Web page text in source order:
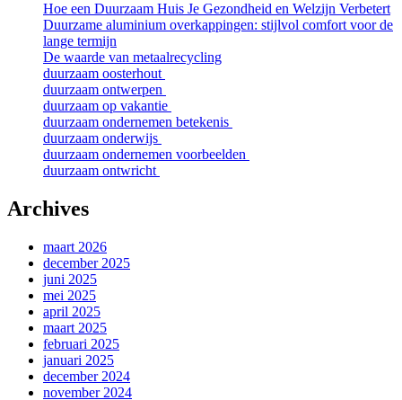
Hoe een Duurzaam Huis Je Gezondheid en Welzijn Verbetert
Duurzame aluminium overkappingen: stijlvol comfort voor de
lange termijn
De waarde van metaalrecycling
duurzaam oosterhout
duurzaam ontwerpen
duurzaam op vakantie
duurzaam ondernemen betekenis
duurzaam onderwijs
duurzaam ondernemen voorbeelden
duurzaam ontwricht
Archives
maart 2026
december 2025
juni 2025
mei 2025
april 2025
maart 2025
februari 2025
januari 2025
december 2024
november 2024